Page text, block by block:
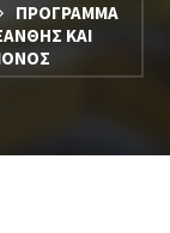
ΠΡΟΓΡΑΜΜΑ
ΚΑΙ